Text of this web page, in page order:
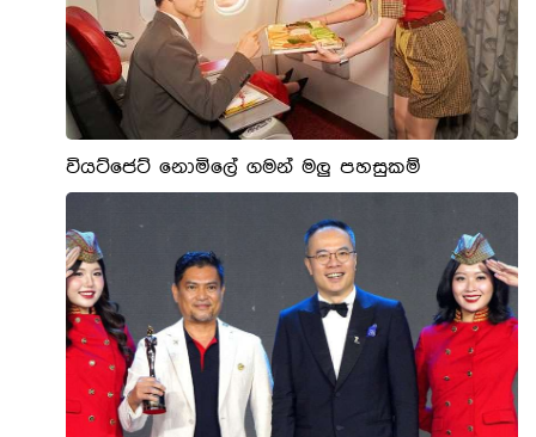
වියට්ජෙට් නොමිලේ ගමන් මලු පහසුකම්